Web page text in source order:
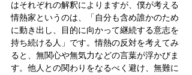
はそれぞれの解釈によりますが、僕が考える
情熱家というのは、「自分も含め誰かのため
に動き出し、目的に向かって継続する意志を
持ち続ける人」です。情熱の反対を考えてみ
ると、無関心や無気力などの言葉が浮かびま
す。他人との関わりをなるべく避け、無難に